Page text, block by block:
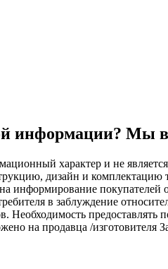
информации? Мы
характер и не
дизайн и
информирование покупателей
в заблуждение
Необходимость
на продавца /